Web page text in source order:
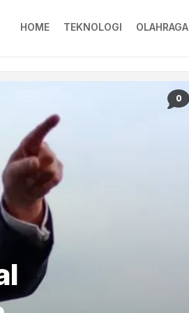
HOME TEKNOLOGI OLAHRAGA
0